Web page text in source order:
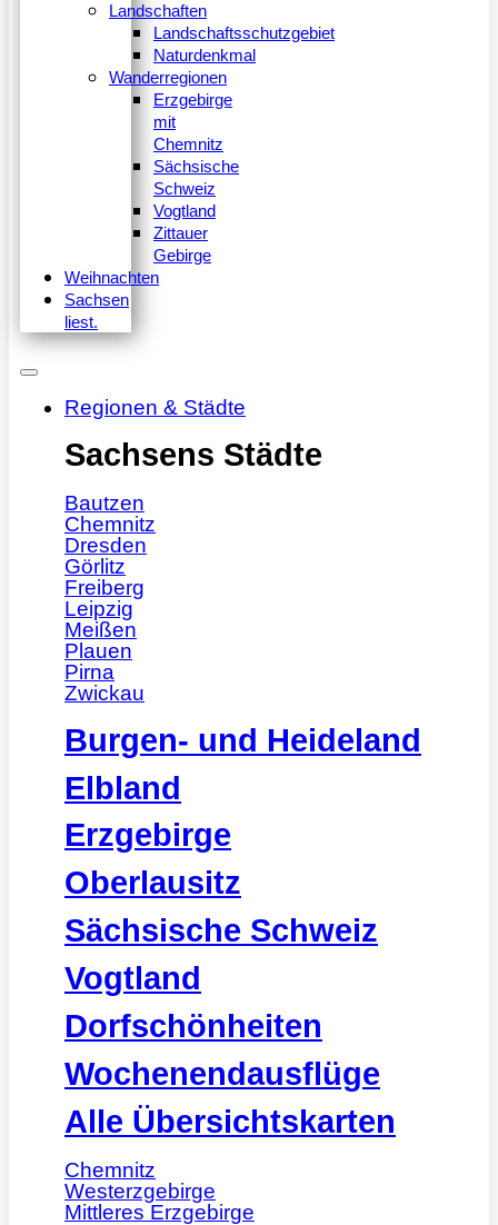
Landschaften
Landschaftsschutzgebiet
Naturdenkmal
Wanderregionen
Erzgebirge
mit
Chemnitz
Sächsische
Schweiz
Vogtland
Zittauer
Gebirge
Weihnachten
Sachsen
liest.
Regionen & Städte
Sachsens Städte
Bautzen
Chemnitz
Dresden
Görlitz
Freiberg
Leipzig
Meißen
Plauen
Pirna
Zwickau
Burgen- und Heideland
Elbland
Erzgebirge
Oberlausitz
Sächsische Schweiz
Vogtland
Dorfschönheiten
Wochenendausflüge
Alle Übersichtskarten
Chemnitz
Westerzgebirge
Mittleres Erzgebirge